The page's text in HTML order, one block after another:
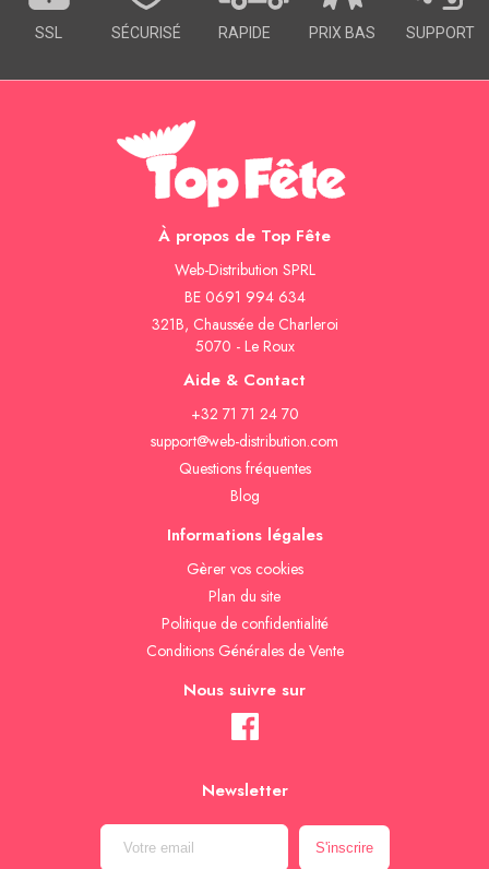
SSL SÉCURISÉ RAPIDE PRIX BAS SUPPORT
À propos de Top Fête
Web-Distribution SPRL
BE 0691 994 634
321B, Chaussée de Charleroi
5070 - Le Roux
Aide & Contact
+32 71 71 24 70
support@web-distribution.com
Questions fréquentes
Blog
Informations légales
Gèrer vos cookies
Plan du site
Politique de confidentialité
Conditions Générales de Vente
Nous suivre sur
Newsletter